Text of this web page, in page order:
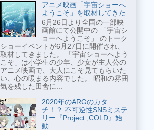
アニメ映画「宇宙ショーへ
ようこそ」を取材してきた
6月26日より全国の一部映
画館にて公開中の 「宇宙シ
ョーへようこそ」 のトーク
ショーイベントが6月27日に開催され、
取材してきました。 「宇宙ショーへよう
こそ」は小学生の少年、少女が主人公の
アニメ映画で、大人にこそ見てもらいた
い、心の暖まる内容でした。 昭和の雰囲
気を残した田舎に...
2020年のARGのカタ
チ！？ 不可逆性SNSミステ
リー『Project:;COLD』始
動